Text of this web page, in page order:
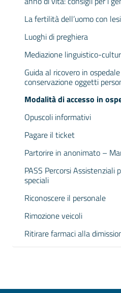
La fertilità dell’uomo con
Luoghi di preghiera
Mediazione linguistico-
Guida al ricovero in
conservazione oggetti
Modalità di accesso in
Opuscoli informativi
Pagare il ticket
Partorire in anonimato –
PASS Percorsi Assistenziali
speciali
Riconoscere il personale
Rimozione veicoli
Ritirare farmaci alla